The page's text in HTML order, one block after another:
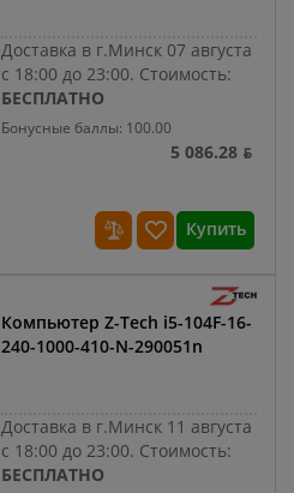
Доставка в г.Минск 07 августа
с 18:00 до 23:00. Стоимость:
БЕСПЛАТНО
Бонусные баллы: 100.00
5 086.28 ƃ
Купить
Компьютер Z-Tech i5-104F-16-
240-1000-410-N-290051n
Доставка в г.Минск 11 августа
с 18:00 до 23:00. Стоимость:
БЕСПЛАТНО